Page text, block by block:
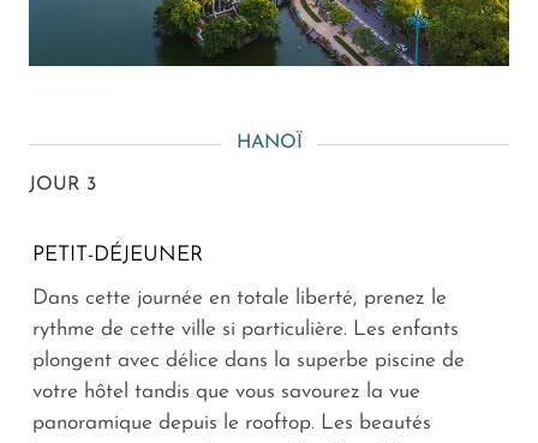
HANOÏ
JOUR 3
PETIT-DÉJEUNER
Dans cette journée en totale liberté, prenez le
rythme de cette ville si particulière. Les enfants
plongent avec délice dans la superbe piscine de
votre hôtel tandis que vous savourez la vue
panoramique depuis le rooftop. Les beautés